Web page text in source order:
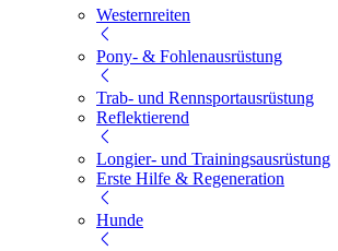
Westernreiten
Pony- & Fohlenausrüstung
Trab- und Rennsportausrüstung
Reflektierend
Longier- und Trainingsausrüstung
Erste Hilfe & Regeneration
Hunde